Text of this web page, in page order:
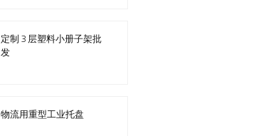
定制 3 层塑料小册子架批
发
物流用重型工业托盘